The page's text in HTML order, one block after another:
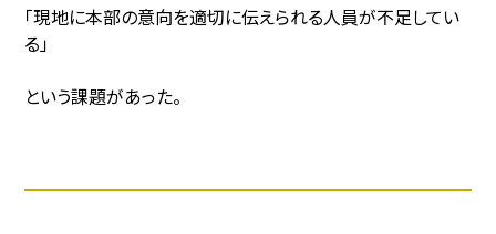
「現地に本部の意向を適切に伝えられる人員が不足してい
る」
という課題があった。